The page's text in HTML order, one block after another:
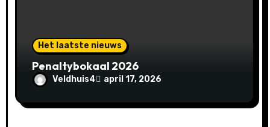
Het laatste nieuws
Penaltybokaal 2026
Veldhuis4 april 17, 2026